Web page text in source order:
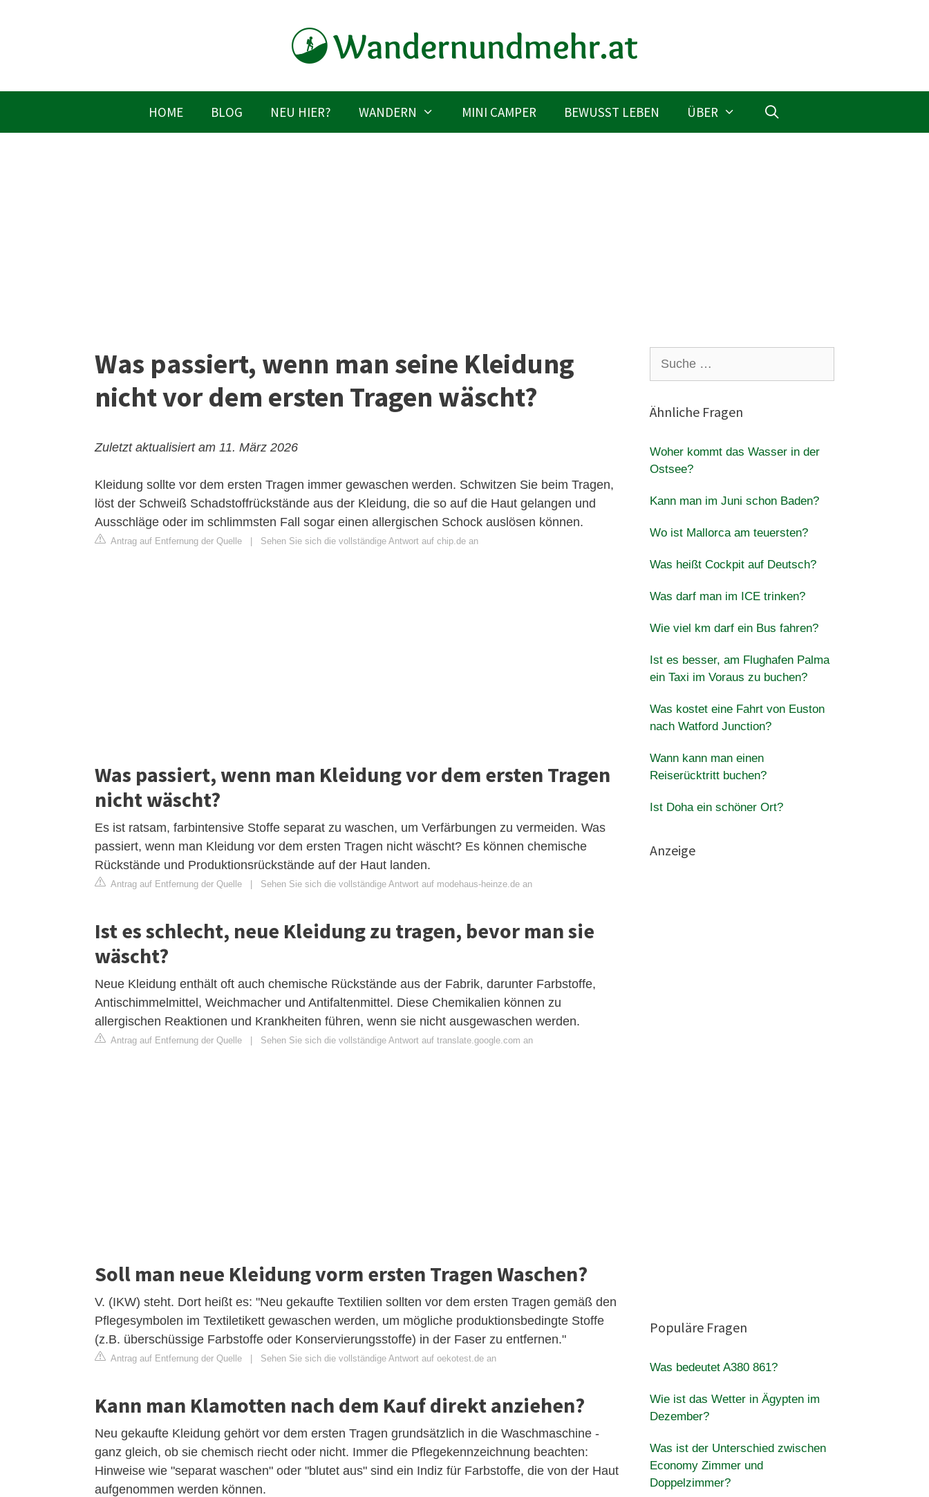
HOME BLOG NEU HIER? WANDERN MINI CAMPER BEWUSST LEBEN ÜBER
Was passiert, wenn man seine Kleidung
nicht vor dem ersten Tragen wäscht?
Zuletzt aktualisiert am 11. März 2026
Kleidung sollte vor dem ersten Tragen immer gewaschen werden. Schwitzen Sie beim Tragen,
löst der Schweiß Schadstoffrückstände aus der Kleidung, die so auf die Haut gelangen und
Ausschläge oder im schlimmsten Fall sogar einen allergischen Schock auslösen können.
Antrag auf Entfernung der Quelle Sehen Sie sich die vollständige Antwort auf chip.de an
Was passiert, wenn man Kleidung vor dem ersten Tragen
nicht wäscht?
Es ist ratsam, farbintensive Stoffe separat zu waschen, um Verfärbungen zu vermeiden. Was
passiert, wenn man Kleidung vor dem ersten Tragen nicht wäscht? Es können chemische
Rückstände und Produktionsrückstände auf der Haut landen.
Antrag auf Entfernung der Quelle Sehen Sie sich die vollständige Antwort auf modehaus-heinze.de an
Ist es schlecht, neue Kleidung zu tragen, bevor man sie
wäscht?
Neue Kleidung enthält oft auch chemische Rückstände aus der Fabrik, darunter Farbstoffe,
Antischimmelmittel, Weichmacher und Antifaltenmittel. Diese Chemikalien können zu
allergischen Reaktionen und Krankheiten führen, wenn sie nicht ausgewaschen werden.
Antrag auf Entfernung der Quelle Sehen Sie sich die vollständige Antwort auf translate.google.com an
Soll man neue Kleidung vorm ersten Tragen Waschen?
V. (IKW) steht. Dort heißt es: "Neu gekaufte Textilien sollten vor dem ersten Tragen gemäß den
Pflegesymbolen im Textiletikett gewaschen werden, um mögliche produktionsbedingte Stoffe
(z.B. überschüssige Farbstoffe oder Konservierungsstoffe) in der Faser zu entfernen."
Antrag auf Entfernung der Quelle Sehen Sie sich die vollständige Antwort auf oekotest.de an
Kann man Klamotten nach dem Kauf direkt anziehen?
Neu gekaufte Kleidung gehört vor dem ersten Tragen grundsätzlich in die Waschmaschine -
ganz gleich, ob sie chemisch riecht oder nicht. Immer die Pflegekennzeichnung beachten:
Hinweise wie "separat waschen" oder "blutet aus" sind ein Indiz für Farbstoffe, die von der Haut
aufgenommen werden können.
nach:
Ähnliche Fragen
Woher kommt das Wasser in der
Ostsee?
Kann man im Juni schon Baden?
Wo ist Mallorca am teuersten?
Was heißt Cockpit auf Deutsch?
Was darf man im ICE trinken?
Wie viel km darf ein Bus fahren?
Ist es besser, am Flughafen Palma
ein Taxi im Voraus zu buchen?
Was kostet eine Fahrt von Euston
nach Watford Junction?
Wann kann man einen
Reiserücktritt buchen?
Ist Doha ein schöner Ort?
Anzeige
Populäre Fragen
Was bedeutet A380 861?
Wie ist das Wetter in Ägypten im
Dezember?
Was ist der Unterschied zwischen
Economy Zimmer und
Doppelzimmer?